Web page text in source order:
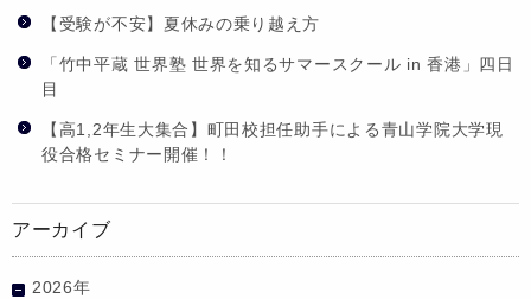
【受験が不安】夏休みの乗り越え方
「竹中平蔵 世界塾 世界を知るサマースクール in 香港」四日
目
【高1,2年生大集合】町田校担任助手による青山学院大学現
役合格セミナー開催！！
アーカイブ
2026年